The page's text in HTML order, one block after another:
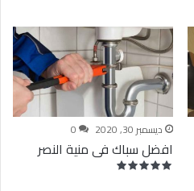
ديسمبر 30, 2020 0
افضل سباك فى منية النصر